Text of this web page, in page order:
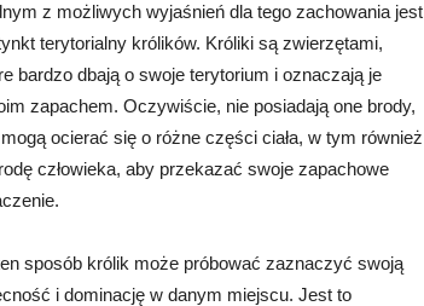
z możliwych wyjaśnień dla tego zachowania jest
terytorialny królików. Króliki są zwierzętami,
bardzo dbają o swoje terytorium i oznaczają je
zapachem. Oczywiście, nie posiadają one brody,
ocierać się o różne części ciała, w tym również
człowieka, aby przekazać swoje zapachowe
sposób królik może próbować zaznaczyć swoją
i dominację w danym miejscu. Jest to